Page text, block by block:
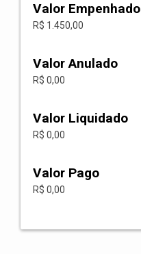
Valor Empenhado
R$ 1.450,00
Valor Anulado
R$ 0,00
Valor Liquidado
R$ 0,00
Valor Pago
R$ 0,00